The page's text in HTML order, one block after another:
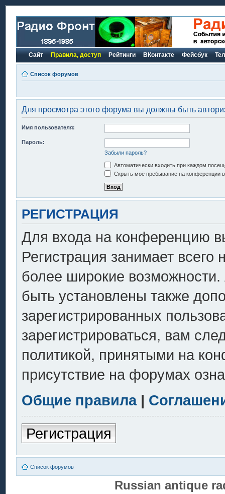
Сайт Правила, доступ Рейтинги ВКонтакте Фейсбук
Список форумов
Для просмотра этого форума вы должны быть
Имя пользователя:
Пароль:
Забыли пароль?
Автоматически входить при каждом
Скрыть моё пребывание на конференции в
РЕГИСТРАЦИЯ
Для входа на конференцию
Регистрация занимает всего
более широкие
быть установлены также
зарегистрированных
зарегистрироваться, вам
политикой, принятыми на
присутствие на форумах
Общие правила|
Регистрация
Список форумов
Russian antique